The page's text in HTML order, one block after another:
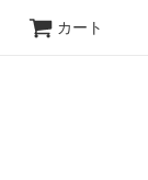
カート